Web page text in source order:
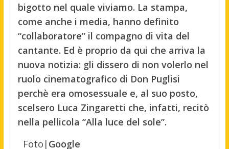
bigotto nel quale viviamo. La stampa,
come anche i media, hanno definito
“collaboratore” il compagno di vita del
cantante. Ed è proprio da qui che arriva la
nuova notizia: gli dissero di non volerlo nel
ruolo cinematografico di Don Puglisi
perchè era omosessuale e, al suo posto,
scelsero Luca Zingaretti che, infatti, recitò
nella pellicola “Alla luce del sole”.
Foto| Google